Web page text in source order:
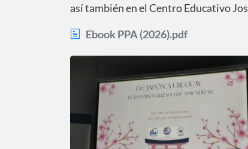
así también en el Centro Educativo
Ebook PPA (2026).pdf